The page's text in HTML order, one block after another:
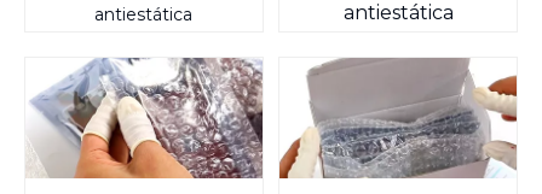
antiestática
antiestática